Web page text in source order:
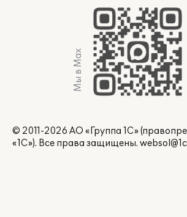
Мы в Max
© 2011-2026 АО «Группа 1С»
«1С»). Все права защищены.